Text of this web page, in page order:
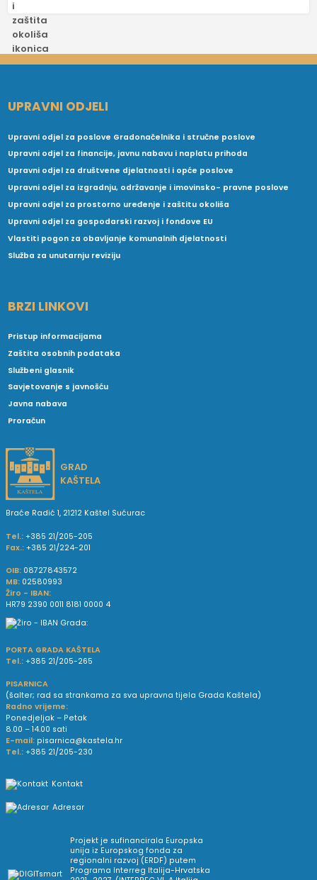
UPRAVNI ODJELI
Upravni odjel za poslove Gradonačelnika i stručne poslove
Upravni odjel za financije, javnu nabavu i naplatu prihoda
Upravni odjel za društvene djelatnosti i opće poslove
Upravni odjel za izgradnju, održavanje i imovinsko- pravne poslove
Upravni odjel za prostorno uređenje i zaštitu okoliša
Upravni odjel za gospodarski razvoj i fondove EU
Vlastiti pogon za obavljanje komunalnih djelatnosti
Služba za unutarnju reviziju
BRZI LINKOVI
Pristup informacijama
Zaštita osobnih podataka
Službeni glasnik
Savjetovanje s javnošću
Javna nabava
Proračun
GRAD
KAŠTELA
Braće Radić 1, 21212 Kaštel Sućurac
Tel.: +385 21/205-205
Fax.: +385 21/224-201
OIB: 08727843572
MB: 02580993
Žiro - IBAN:
HR79 2390 0011 8181 0000 4
PORTA GRADA KAŠTELA
Tel.: +385 21/205-265
PISARNICA
(šalter; rad sa strankama za sva upravna tijela Grada Kaštela)
Radno vrijeme:
Ponedjeljak – Petak
8.00 – 14.00 sati
E-mail: pisarnica@kastela.hr
Tel.: +385 21/205-230
Kontakt
Adresar
Projekt je sufinancirala Europska
unija iz Europskog fonda za
regionalni razvoj (ERDF) putem
Programa Interreg Italija-Hrvatska